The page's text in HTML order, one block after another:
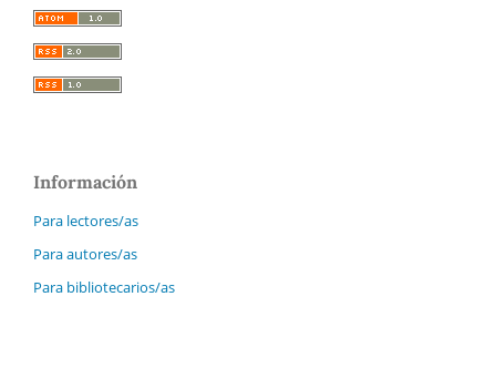
Información
Para lectores/as
Para autores/as
Para bibliotecarios/as